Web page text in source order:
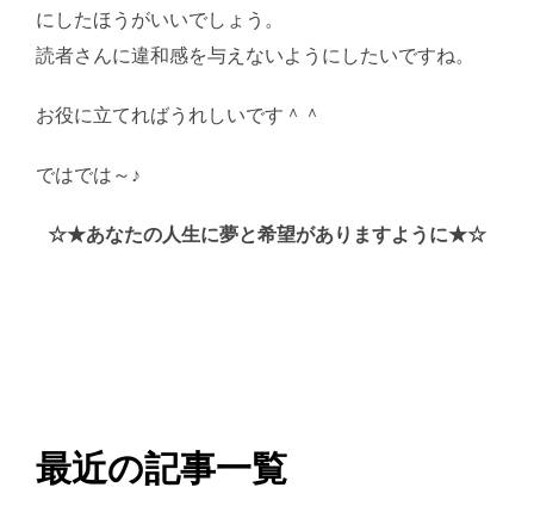
にしたほうがいいでしょう。
読者さんに違和感を与えないようにしたいですね。
お役に立てればうれしいです＾＾
ではでは～♪
☆★あなたの人生に夢と希望がありますように★☆
最近の記事一覧